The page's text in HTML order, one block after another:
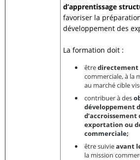
d’apprentissage
favoriser la
développement des
La formation doit :
êtredirectement
commerciale, à la
au marché cible
contribuer à des
développement
d’accroissement
exportation ou
commerciale;
être suivieavant
la mission